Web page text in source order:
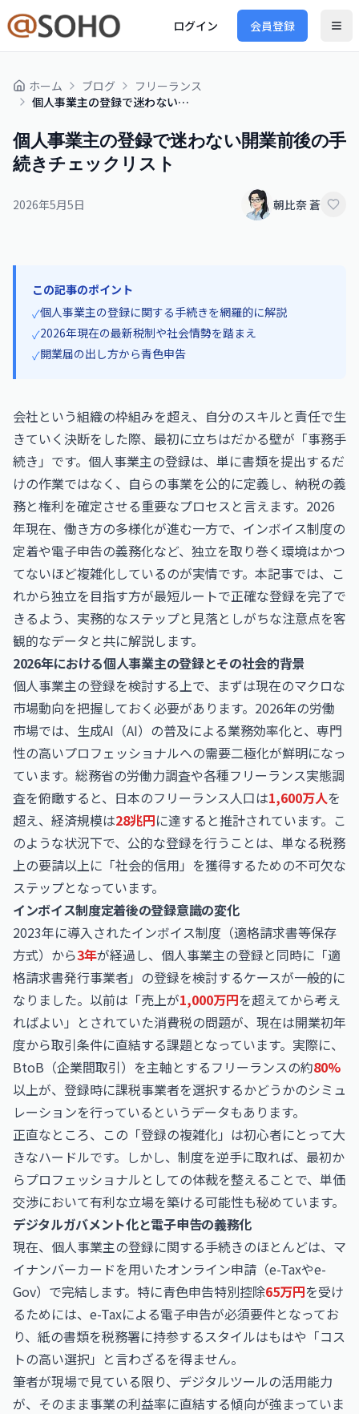
ログイン 会員登録
ホーム ブログ
フリーランス
個人事業主の登録で迷わない開業前後の手続きチェックリスト
個人事業主の登録で迷わない開業前後の手
続きチェックリスト
2026年5月5日 朝比奈 蒼
この記事のポイント
✓個人事業主の登録に関する手続きを網羅的に解説
✓2026年現在の最新税制や社会情勢を踏まえ
✓開業届の出し方から青色申告
会社という組織の枠組みを超え、自分のスキルと責任で生
きていく決断をした際、最初に立ちはだかる壁が「事務手
続き」です。個人事業主の登録は、単に書類を提出するだ
けの作業ではなく、自らの事業を公的に定義し、納税の義
務と権利を確定させる重要なプロセスと言えます。2026
年現在、働き方の多様化が進む一方で、インボイス制度の
定着や電子申告の義務化など、独立を取り巻く環境はかつ
てないほど複雑化しているのが実情です。本記事では、こ
れから独立を目指す方が最短ルートで正確な登録を完了で
きるよう、実務的なステップと見落としがちな注意点を客
観的なデータと共に解説します。
2026年における個人事業主の登録とその社会的背景
個人事業主の登録を検討する上で、まずは現在のマクロな
市場動向を把握しておく必要があります。2026年の労働
市場では、生成AI（AI）の普及による業務効率化と、専門
性の高いプロフェッショナルへの需要二極化が鮮明になっ
ています。総務省の労働力調査や各種フリーランス実態調
査を俯瞰すると、日本のフリーランス人口は1,600万人を
超え、経済規模は28兆円に達すると推計されています。こ
のような状況下で、公的な登録を行うことは、単なる税務
上の要請以上に「社会的信用」を獲得するための不可欠な
ステップとなっています。
インボイス制度定着後の登録意識の変化
2023年に導入されたインボイス制度（適格請求書等保存
方式）から3年が経過し、個人事業主の登録と同時に「適
格請求書発行事業者」の登録を検討するケースが一般的に
なりました。以前は「売上が1,000万円を超えてから考え
ればよい」とされていた消費税の問題が、現在は開業初年
度から取引条件に直結する課題となっています。実際に、
BtoB（企業間取引）を主軸とするフリーランスの約80%
以上が、登録時に課税事業者を選択するかどうかのシミュ
レーションを行っているというデータもあります。
正直なところ、この「登録の複雑化」は初心者にとって大
きなハードルです。しかし、制度を逆手に取れば、最初か
らプロフェッショナルとしての体裁を整えることで、単価
交渉において有利な立場を築ける可能性も秘めています。
デジタルガバメント化と電子申告の義務化
現在、個人事業主の登録に関する手続きのほとんどは、マ
イナンバーカードを用いたオンライン申請（e-Taxやe-
Gov）で完結します。特に青色申告特別控除65万円を受け
るためには、e-Taxによる電子申告が必須要件となってお
り、紙の書類を税務署に持参するスタイルはもはや「コス
トの高い選択」と言わざるを得ません。
筆者が現場で見ている限り、デジタルツールの活用能力
が、そのまま事業の利益率に直結する傾向が強まっていま